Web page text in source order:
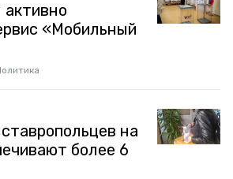
«Мобильный
на
более 6